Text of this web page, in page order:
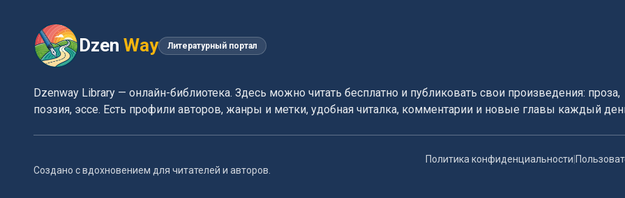
Dzen Way Литературный портал
Dzenway Library — онлайн-библиотека. Здесь можно читать бесплатно и публиковать свои произведения: проза,
поэзия, эссе. Есть профили авторов, жанры и метки, удобная читалка, комментарии и новые главы каждый
Создано с вдохновением для читателей и авторов.
Политика конфиденциальности